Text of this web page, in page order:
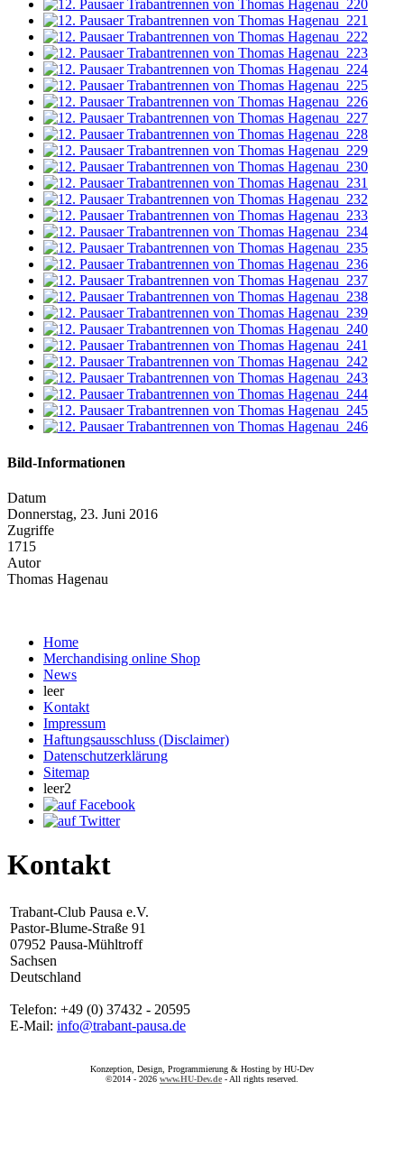
Bild-Informationen
Datum
Donnerstag, 23. Juni 2016
Zugriffe
1715
Autor
Thomas Hagenau
Home
Merchandising online Shop
News
leer
Kontakt
Impressum
Haftungsausschluss (Disclaimer)
Datenschutzerklärung
Sitemap
leer2
Kontakt
Trabant-Club Pausa e.V.
Pastor-Blume-Straße 91
07952 Pausa-Mühltroff
Sachsen
Deutschland
Telefon: +49 (0) 37432 - 20595
E-Mail: info@trabant-pausa.de
Konzeption, Design, Programmierung & Hosting by HU-Dev
©2014 - 2026 www.HU-Dev.de - All rights reserved.